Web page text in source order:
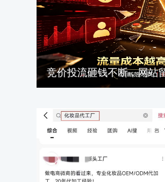
竞价投流砸钱不断，网站